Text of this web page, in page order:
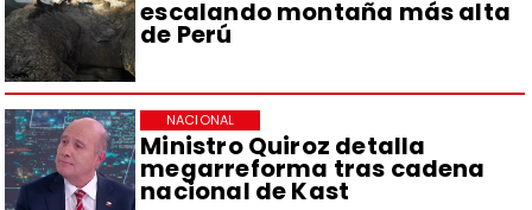
escalando montaña más alta
de Perú
Ministro Quiroz detalla
megarreforma tras cadena
nacional de Kast
NACIONAL